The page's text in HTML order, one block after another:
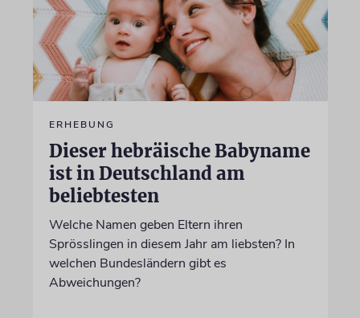
ERHEBUNG
Dieser hebräische Babyname
ist in Deutschland am
beliebtesten
Welche Namen geben Eltern ihren
Sprösslingen in diesem Jahr am liebsten? In
welchen Bundesländern gibt es
Abweichungen?